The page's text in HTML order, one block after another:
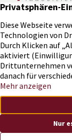
Dybeck
451Bewertungen auf
Was ist Ihre
Bewerten Sie
unverbindliche
JETZT